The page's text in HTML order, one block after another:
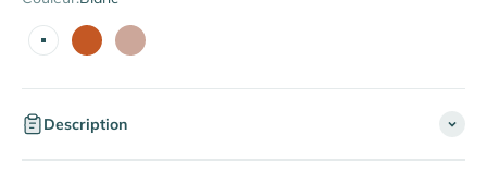
Blanc TerracottaBeige Latte
Description